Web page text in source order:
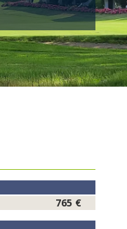
765 €